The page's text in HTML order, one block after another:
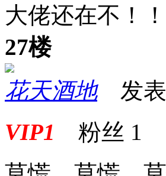
大佬还在不！
27楼
花天酒地发表
VIP1 粉丝 1